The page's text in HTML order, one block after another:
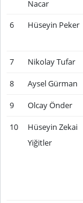
Nacar
6 Hüseyin Peker
7 Nikolay Tufar
8 Aysel Gürman
9 Olcay Önder
10
Hüseyin Zekai
Yiğitler